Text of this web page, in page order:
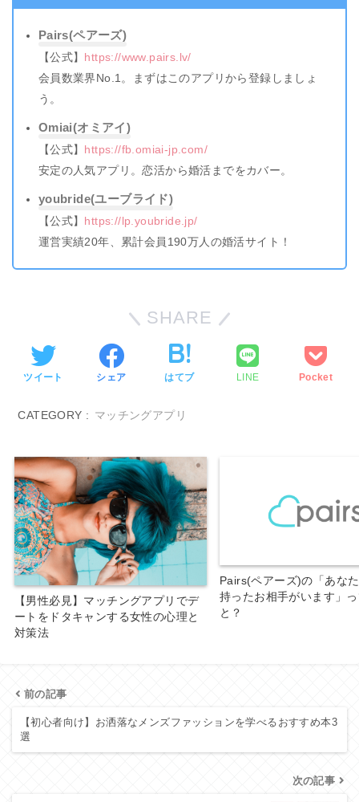
Pairs(ペアーズ)
【公式】 https://www.pairs.lv/
会員数業界No.1。まずはこのアプリから登録しましょ
う。
Omiai(オミアイ)
【公式】 https://fb.omiai-jp.com/
安定の人気アプリ。恋活から婚活までをカバー。
youbride(ユーブライド)
【公式】 https://lp.youbride.jp/
運営実績20年、累計会員190万人の婚活サイト！
SHARE
ツイート シェア はてブ LINE Pocket
CATEGORY : マッチングアプリ
【男性必見】マッチングアプリでデ
ートをドタキャンする女性の心理と
対策法
Pairs(ペアーズ)の「あな
持ったお相手がいます」
と？
前の記事
【初心者向け】お洒落なメンズファッションを学べるおすすめ本3
選
次の記事